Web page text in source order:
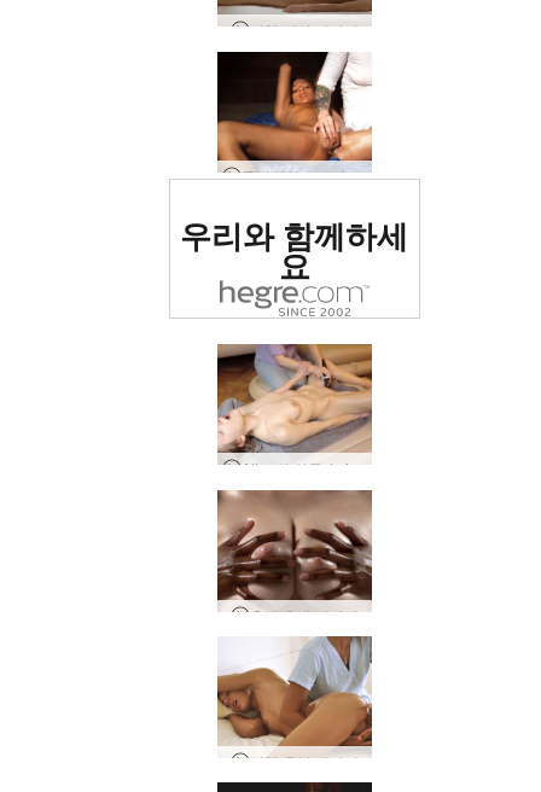
나체 전신 마사지
폭발적인 오르가즘 마사지
로 평가됨
우리와 함께하세
요
흑백 유방 마사지
전체 음부 마사지